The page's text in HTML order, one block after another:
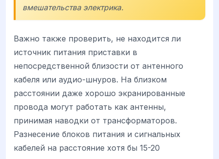
вмешательства электрика.
Важно также проверить, не находится ли
источник питания приставки в
непосредственной близости от антенного
кабеля или аудио-шнуров. На близком
расстоянии даже хорошо экранированные
провода могут работать как антенны,
принимая наводки от трансформаторов.
Разнесение блоков питания и сигнальных
кабелей на расстояние хотя бы 15-20